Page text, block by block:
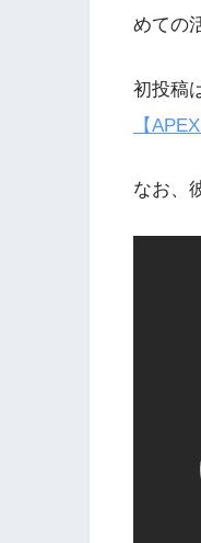
めての
初投稿
【
なお、